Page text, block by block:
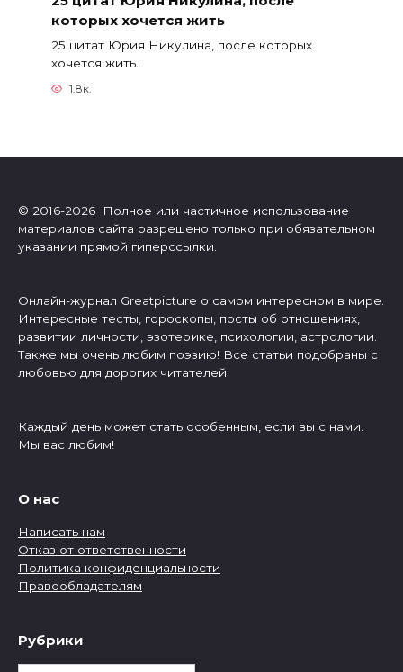
которых хочется жить
25 цитат Юрия Никулина, после которых
хочется жить.
1.8к.
© 2016-2026 Полное или частичное использование
материалов сайта разрешено только при обязательном
указании прямой гиперссылки.
Онлайн-журнал Greatpicture о самом интересном в мире.
Интересные тесты, гороскопы, посты об отношениях,
развитии личности, эзотерике, психологии, астрологии.
Также мы очень любим поэзию! Все статьи подобраны с
любовью для дорогих читателей.
Каждый день может стать особенным, если вы с нами.
Мы вас любим!
О нас
Написать нам
Отказ от ответственности
Политика конфиденциальности
Правообладателям
Рубрики